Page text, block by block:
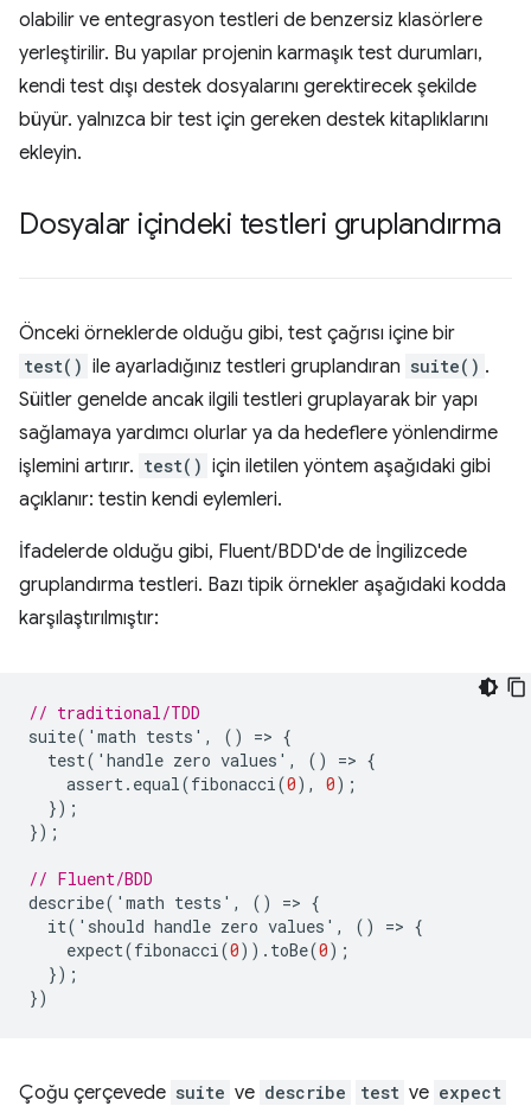
olabilir ve entegrasyon testleri de benzersiz klasörlere
yerleştirilir. Bu yapılar projenin karmaşık test durumları,
kendi test dışı destek dosyalarını gerektirecek şekilde
büyür. yalnızca bir test için gereken destek kitaplıklarını
ekleyin.
Dosyalar içindeki testleri gruplandırma
Önceki örneklerde olduğu gibi, test çağrısı içine bir
test() ile ayarladığınız testleri gruplandıran suite() .
Süitler genelde ancak ilgili testleri gruplayarak bir yapı
sağlamaya yardımcı olurlar ya da hedeflere yönlendirme
işlemini artırır. test() için iletilen yöntem aşağıdaki gibi
açıklanır: testin kendi eylemleri.
İfadelerde olduğu gibi, Fluent/BDD'de de İngilizcede
gruplandırma testleri. Bazı tipik örnekler aşağıdaki kodda
karşılaştırılmıştır:
// traditional/TDD
suite( ' math tests ' , () => {
test( ' handle zero values ' , () => {
assert. equal(fibonacci(0), 0);
});
});
// Fluent/BDD
describe( ' math tests ' , () => {
it( ' should handle zero values ' , () => {
expect(fibonacci(0)). toBe(0);
});
})
Çoğu çerçevede suite ve describe test ve expect